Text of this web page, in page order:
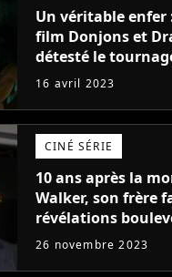
Un véritable enfer
film Donjons et
détesté le
raison très spéciale
16 avril 2023
CINÉ SÉRIE
10 ans après la
Walker, son frère
révélations
réaction des
26 novembre 2023